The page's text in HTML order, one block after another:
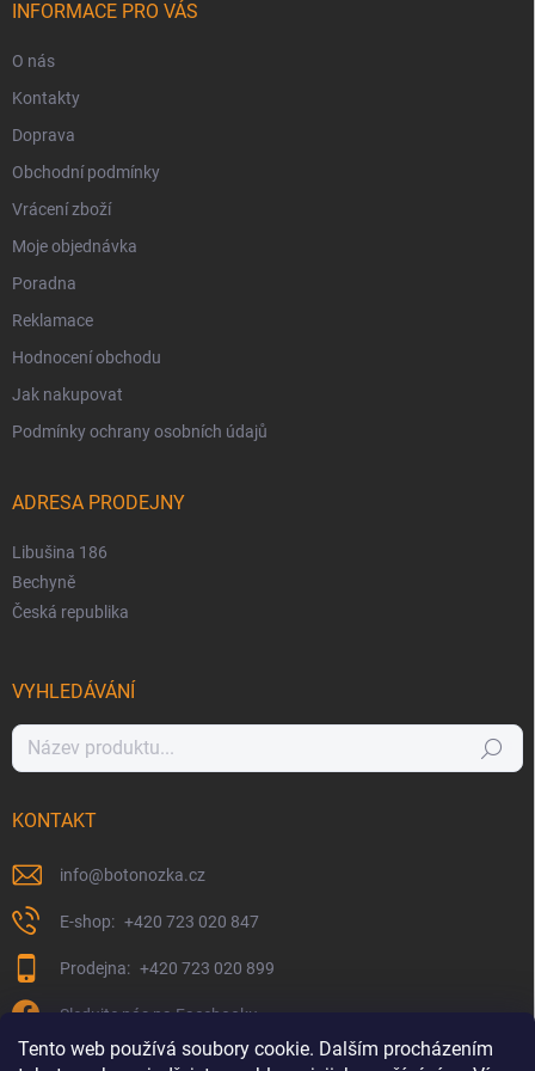
Tento web používá soubory cookie. Dalším procházením
INFORMACE PRO VÁS
O nás
Kontakty
Doprava
Obchodní podmínky
Vrácení zboží
Moje objednávka
Poradna
Reklamace
Hodnocení obchodu
Jak nakupovat
Podmínky ochrany osobních údajů
ADRESA PRODEJNY
Libušina 186
Bechyně
Česká republika
VYHLEDÁVÁNÍ
Hledat
KONTAKT
info@botonozka.cz
+420 723 020 847
+420 723 020 899
Sledujte nás na Facebooku